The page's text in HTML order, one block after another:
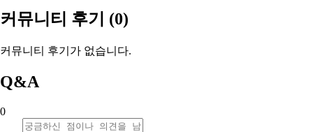
커뮤니티 후기 (0)
커뮤니티 후기가 없습니다.
Q&A
0